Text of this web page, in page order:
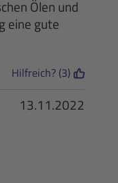
Ölen und
eine gute
Hilfreich? (3)
13.11.2022